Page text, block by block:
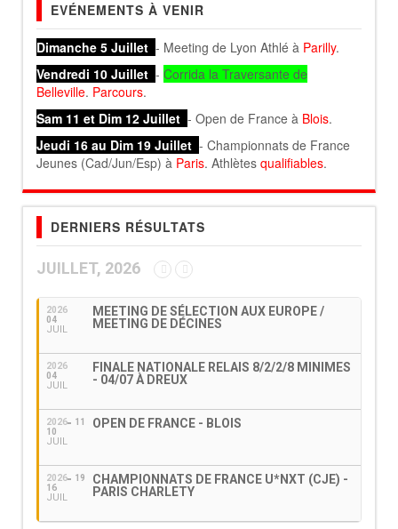
EVÉNEMENTS À VENIR
Dimanche 5 Juillet - Meeting de Lyon Athlé à Parilly.
Vendredi 10 Juillet - Corrida la Traversante de
Belleville. Parcours.
Sam 11 et Dim 12 Juillet - Open de France à Blois.
Jeudi 16 au Dim 19 Juillet - Championnats de France
Jeunes (Cad/Jun/Esp) à Paris. Athlètes qualifiables.
DERNIERS RÉSULTATS
JUILLET, 2026
2026
04
JUIL
MEETING DE SÉLECTION AUX EUROPE /
MEETING DE DÉCINES
2026
04
JUIL
FINALE NATIONALE RELAIS 8/2/2/8 MINIMES
- 04/07 À DREUX
2026
10
JUIL
11 OPEN DE FRANCE - BLOIS
2026
16
JUIL
19
CHAMPIONNATS DE FRANCE U*NXT (CJE) -
PARIS CHARLETY